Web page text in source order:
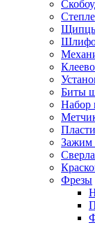
Щипцы
Биты
Набор
Зажим
Фрезы